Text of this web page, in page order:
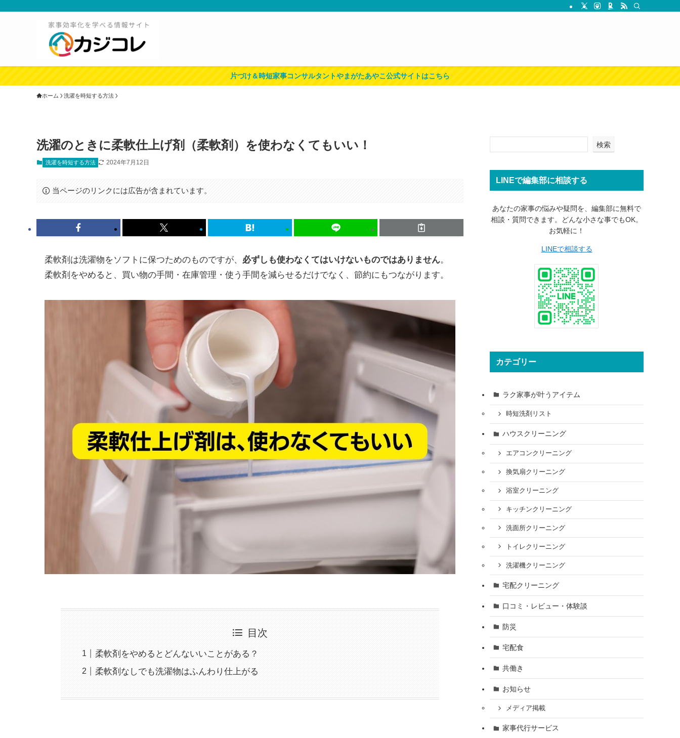
片づけ＆時短家事コンサルタントやまがたあやこ公式サイトはこちら
ホーム 洗濯を時短する方法
洗濯のときに柔軟仕上げ剤（柔軟剤）を使わなくてもいい！
洗濯を時短する方法 2024年7月12日
当ページのリンクには広告が含まれています。
柔軟剤は洗濯物をソフトに保つためのものですが、 必ずしも使わなくてはいけないものではありません。
柔軟剤をやめると、買い物の手間・在庫管理・使う手間を減らせるだけでなく、節約にもつながります。
目次
柔軟剤をやめるとどんないいことがある？
柔軟剤なしでも洗濯物はふんわり仕上がる
検索
LINEで編集部に相談する
あなたの家事の悩みや疑問を、編集部に無料で
相談・質問できます。どんな小さな事でもOK。
お気軽に！
LINEで相談する
カテゴリー
ラク家事が叶うアイテム
時短洗剤リスト
ハウスクリーニング
エアコンクリーニング
換気扇クリーニング
浴室クリーニング
キッチンクリーニング
洗面所クリーニング
トイレクリーニング
洗濯機クリーニング
宅配クリーニング
口コミ・レビュー・体験談
防災
宅配食
共働き
お知らせ
メディア掲載
家事代行サービス